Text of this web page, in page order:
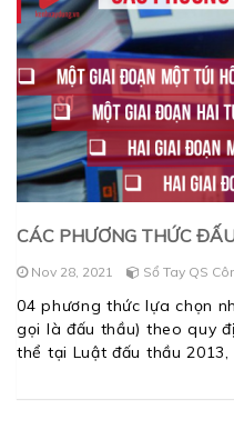
CÁC PHƯƠNG THỨC
Nov 28, 2021 Sổ Tay QS
04 phương thức lựa chọn
gọi là đấu thầu) theo quy
thể tại Luật đấu thầu 2013,